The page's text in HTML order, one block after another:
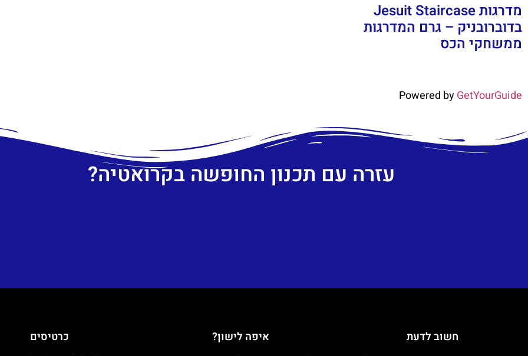
מדרגות Jesuit Staircase
בדוברובניק – גרם המדרגות
ממשחקי הכס
Powered byGetYourGuide
עזרה עם תכנון החופשה בקרואטיה?
חשוב לדעת
איפה לישון?
כרטיסים